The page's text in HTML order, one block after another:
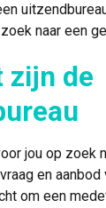
naar een
zijn de
jou op zoek
en aanbod
om een